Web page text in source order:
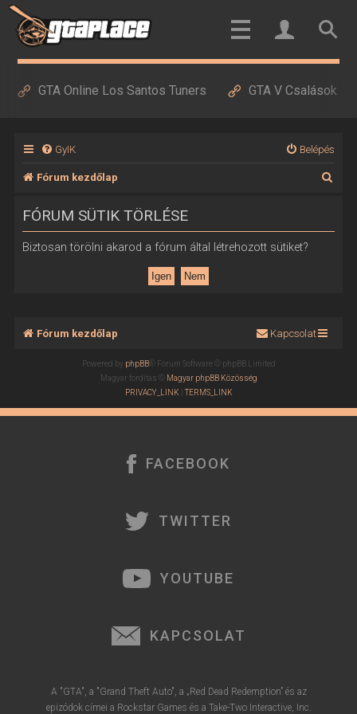
GTA Online Los Santos Tuners GTA V Csalások
GyIK Belépés
Fórum kezdőlap
FÓRUM SÜTIK TÖRLÉSE
Biztosan törölni akarod a fórum által létrehozott sütiket?
Fórum kezdőlap Kapcsolat
Powered by phpBB® Forum Software © phpBB Limited
Magyar fordítás © Magyar phpBB Közösség
PRIVACY_LINK |TERMS_LINK
FACEBOOK
TWITTER
YOUTUBE
KAPCSOLAT
A "GTA", a "Grand Theft Auto", a „Red Dead Redemption” és az
epizódok címei a Rockstar Games és a Take-Two Interactive, Inc.